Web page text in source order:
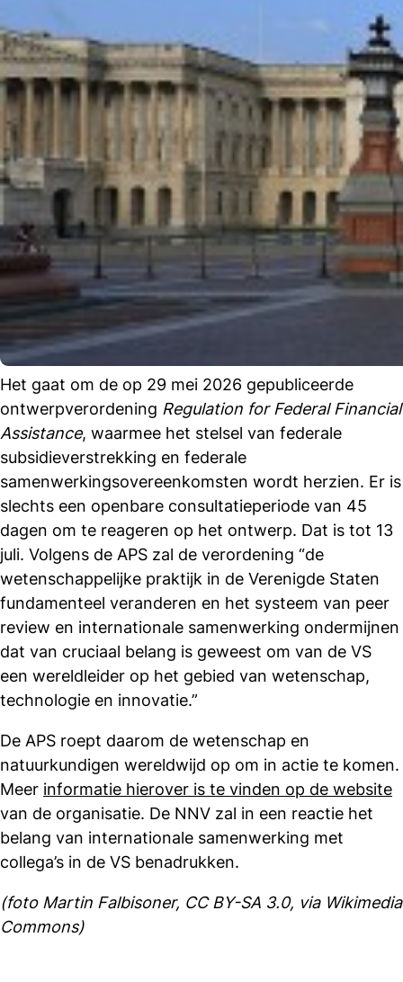
Het gaat om de op 29 mei 2026 gepubliceerde
ontwerpverordening Regulation for Federal Financial
Assistance, waarmee het stelsel van federale
subsidieverstrekking en federale
samenwerkingsovereenkomsten wordt herzien. Er is
slechts een openbare consultatieperiode van 45
dagen om te reageren op het ontwerp. Dat is tot 13
juli. Volgens de APS zal de verordening “de
wetenschappelijke praktijk in de Verenigde Staten
fundamenteel veranderen en het systeem van peer
review en internationale samenwerking ondermijnen
dat van cruciaal belang is geweest om van de VS
een wereldleider op het gebied van wetenschap,
technologie en innovatie.”
De APS roept daarom de wetenschap en
natuurkundigen wereldwijd op om in actie te komen.
Meer informatie hierover is te vinden op de website
van de organisatie. De NNV zal in een reactie het
belang van internationale samenwerking met
collega’s in de VS benadrukken.
(foto Martin Falbisoner, CC BY-SA 3.0, via Wikimedia
Commons)